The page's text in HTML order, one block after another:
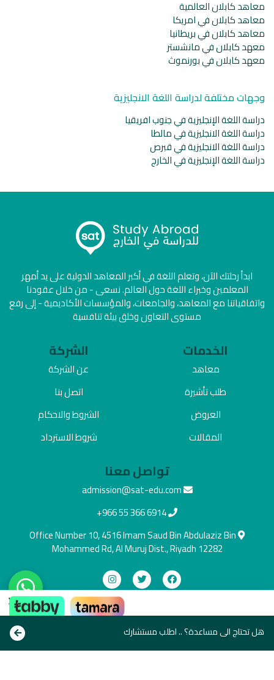
معاهد كابلان العالمية
معاهد كابلان في امريكا
معاهد كابلان في بريطانيا
معهد كابلان في مانشستر
معهد كابلان في بورنموث
وجهات مختلفة لدراسة اللغة الانجليزية
دراسة اللغة الإنجليزية في جنوب افريقيا
دراسة اللغة الانجليزية في مالطا
دراسة اللغة الانجليزية في قبرص
دراسة اللغة الإنجليزية في الخارج
ابدأ رحلتك الآن، وتعلم اللغة في أكبر المعاهد الدولية على يد أمهر
المعلمين وخبراء اللغة حول العالم. نسعى - من خلال عقودنا
واتفاقياتنا مع المعاهد، والجامعات، والمؤسسات الأكاديمية - إلى رفع
مستوى التعاون وخلق بيئة تنافسية
الخدمات
معاهد
طلب تأشيرة
العروض
المقالات
الشركة
عن الشركة
اتصل بنا
الشروط والاحكام
شروط الاسترداد
تواصل معنا
admission@sat-edu.com
+966 55 366 6914
Office Number 10, 4516 Imam Saud Bin Abdulaziz Bin
Mohammed Rd, Al Muruj Dist., Riyadh 12282
دفع آمن
هل تحتاج الى مساعدة؟ .. اطلب مستشارك
×